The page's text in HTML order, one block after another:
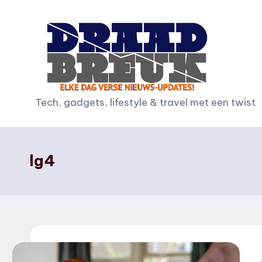
D
r
a
d
b
Tech, gadgets, lifestyle & travel met een twist
lg4